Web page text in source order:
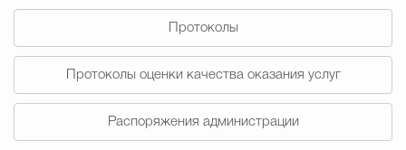
Гостям Городского
Протоколы
Протоколы оценки качества оказания услуг
Распоряжения администрации